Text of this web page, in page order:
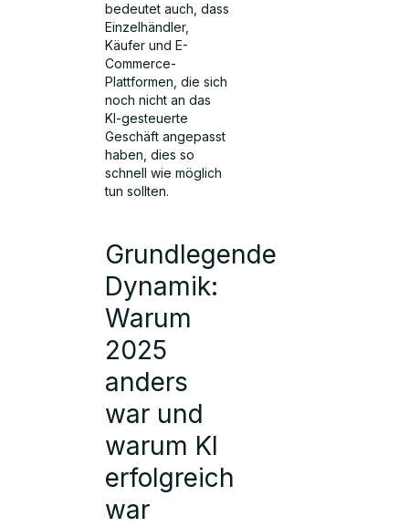
bedeutet auch, dass
Einzelhändler,
Käufer und E-
Commerce-
Plattformen, die sich
noch nicht an das
KI-gesteuerte
Geschäft angepasst
haben, dies so
schnell wie möglich
tun sollten.
Grundlegende
Dynamik:
Warum
2025
anders
war und
warum KI
erfolgreich
war